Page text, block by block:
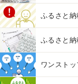
ふるさと
ふるさと
ワンスト